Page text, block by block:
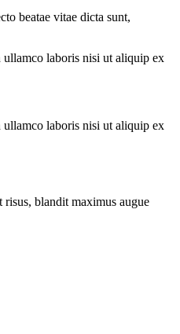
beatae vitae dicta sunt,
ullamco laboris nisi ut aliquip ex
ullamco laboris nisi ut aliquip ex
risus, blandit maximus augue